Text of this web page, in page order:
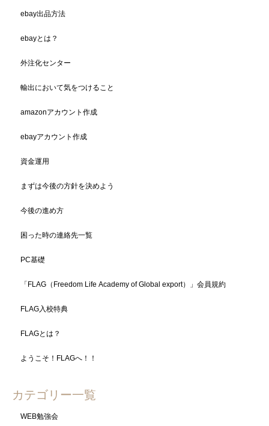
ebay出品方法
ebayとは？
外注化センター
輸出において気をつけること
amazonアカウント作成
ebayアカウント作成
資金運用
まずは今後の方針を決めよう
今後の進め方
困った時の連絡先一覧
PC基礎
「FLAG（Freedom Life Academy of Global export）」会員規約
FLAG入校特典
FLAGとは？
ようこそ！FLAGへ！！
カテゴリー一覧
WEB勉強会